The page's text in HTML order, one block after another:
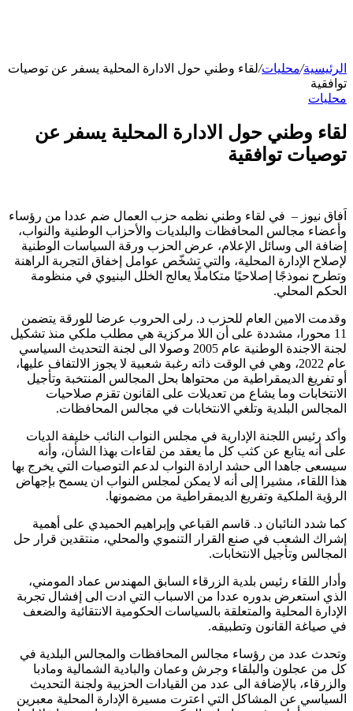
الرئيسية/محليات/لقاء وطني حول الادارة المحلية يسفر عن توصيات
توافقية
محليات
لقاء وطني حول الادارة المحلية يسفر عن
توصيات توافقية
اَفاق نيوز – في لقاء وطني نظمه حزب العمال ضم عددا من رؤساء
وأعضاء مجالس المحافظات والبلديات والأحزاب الوطنية والنواب،
إضافة الى وسائل الإعلام، عرض الحزب ورقة السياسات الوطنية
لإصلاح الإدارة المحلية، والتي تشخّص عوامل إخفاق التجربة الراهنة
وتطرح نموذجًا إصلاحيًا متكاملًا يعالج الخلل البنيوي في منظومة
الحكم المحلي.
وقدمت الامين العام للحزب د. رلى الحروب عرضا للورقة يتضمن
11 محورا، مشددة على أن اللا مركزية هي مطلب ملكي منذ تشكيل
لجنة الاجندة الوطنية عام 2005 وصولا الى لجنة التحديث السياسي
عام 2022، وهي في الوقت ذاته رغبة شعبية لا يجوز الالتفاف عليها،
أو تفريغ الديمقراطية من محتواها بحل المجالس المنتخبة وتأجيل
الانتخابات وما يشاع من تعديلات على القانون تقزم صلاحيات
المجالس البلدية وتلغي الانتخابات في مجالس المحافظات.
وأكد رئيس اللجنة الإدارية في مجلس النواب النائب خليفة الديات
على أنه يتابع عن كثب كل ما يعقد من لقاءات بهذا الشأن، وأنه
سيسعى جاهدا الى حشد ارادة النواب لدعم التوصيات التي يخرج بها
هذا اللقاء، مشيرا إلى أنه لا يمكن لمجلس النواب ان يسمح بإجهاض
الرؤية الملكية وتفريغ الديمقراطية من مضمونها.
كما شدد النائبان د. قاسم القباعي وإبراهيم الحميدي على أهمية
إشراك الشعب في صنع القرار التنموي والمحلي، منتقدين قرار حل
المجالس وتأجيل الانتخابات.
وأدار اللقاء رئيس بلدية الزرقاء السابق المهندس عماد المومني،
الذي استعرض بدوره عددا من الاسباب التي ادت الى إفشال تجربة
الإدارة المحلية والمتعلقة بالسياسات الحكومية الانتقائية والضعف
في صياغة القانون وتطبيقه.
وتحدث عدد من رؤساء مجالس المحافظات والمجالس البلدية في
كل من عجلون والبلقاء وجرش وعمان والبادية الشمالية ومادبا
والزرقاء، بالإضافة الى عدد من القيادات الحزبية ولجنة التحديث
السياسي عن المشاكل التي اعترت مسيرة الإدارة المحلية معبرين